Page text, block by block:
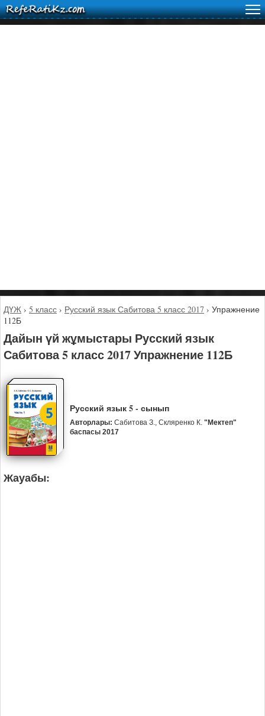
ДҮЖ › 5 класс › Русский язык Сабитова 5 класс 2017 › Упражнение
112Б
Дайын үй жұмыстары Русский язык
Сабитова 5 класс 2017 Упражнение 112Б
Русский язык 5 - сынып
Авторлары: Сабитова З., Скляренко К. "Мектеп"
баспасы 2017
Жауабы: